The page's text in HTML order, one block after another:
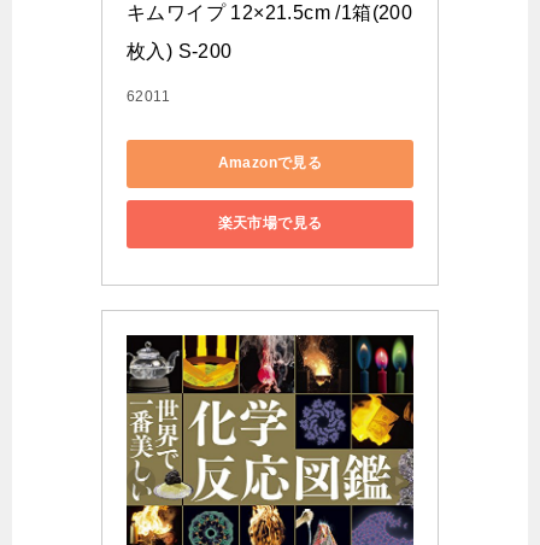
キムワイプ 12×21.5cm /1箱(200
枚入) S-200
62011
Amazonで見る
楽天市場で見る